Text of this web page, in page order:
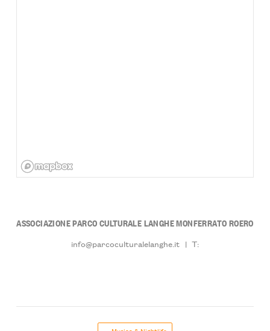
ASSOCIAZIONE PARCO CULTURALE LANGHE MONFERRATO ROERO
info@parcoculturalelanghe.it | T: